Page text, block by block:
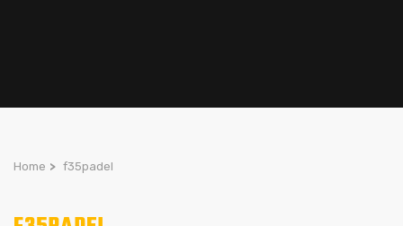
Home > f35padel